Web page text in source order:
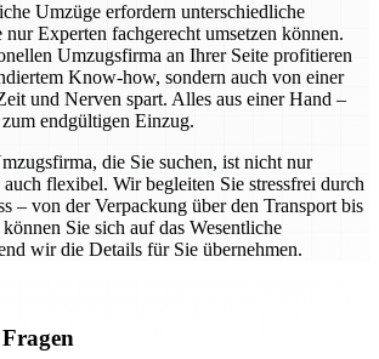
Umzüge erfordern unterschiedliche
nur Experten fachgerecht umsetzen können.
Umzugsfirma an Ihrer Seite profitieren
Know-how, sondern auch von einer
und Nerven spart. Alles aus einer Hand –
endgültigen Einzug.
die Sie suchen, ist nicht nur
flexibel. Wir begleiten Sie stressfrei durch
– von der Verpackung über den Transport bis
Sie sich auf das Wesentliche
wir die Details für Sie übernehmen.